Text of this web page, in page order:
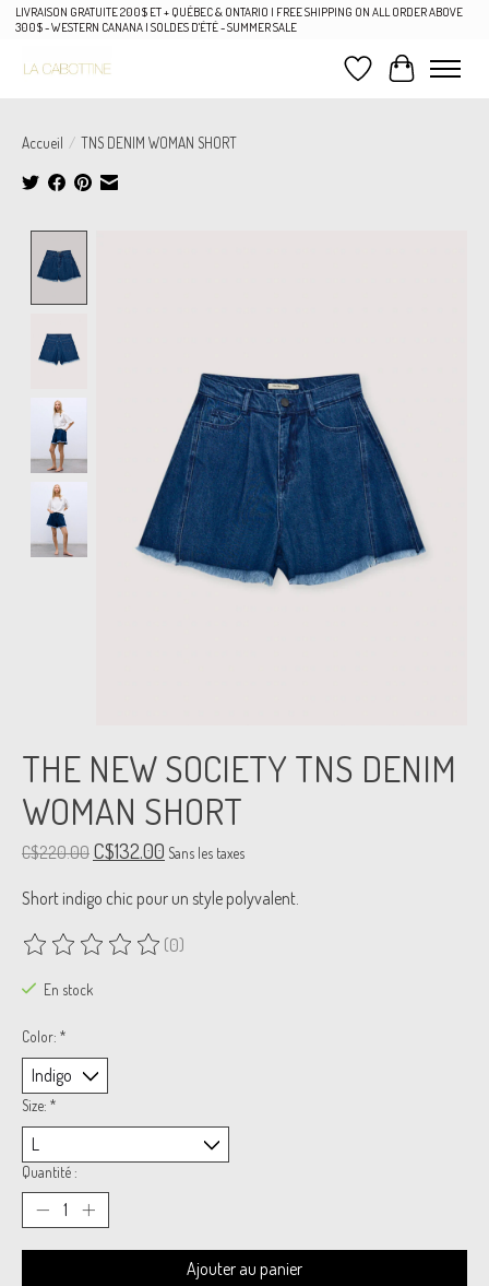
LIVRAISON GRATUITE 200$ ET + QUÉBEC & ONTARIO | FREE SHIPPING ON ALL ORDER ABOVE
300$ - WESTERN CANANA | SOLDES D'ÉTÉ - SUMMER SALE
Liste de souhaits
Panier
Accueil / TNS DENIM WOMAN SHORT
THE NEW SOCIETY TNS DENIM
WOMAN SHORT
C$220.00 C$132.00 Sans les taxes
Short indigo chic pour un style polyvalent.
Ce produit est évalué à0
(0)
En stock
Color: *
Size: *
Quantité :
Ajouter au panier